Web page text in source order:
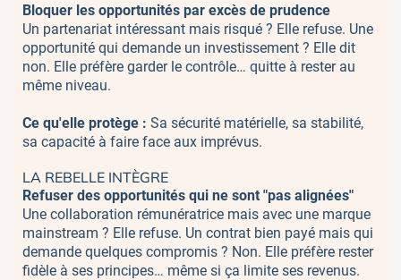
Bloquer les opportunités par excès de prudence
Un partenariat intéressant mais risqué ? Elle refuse. Une
opportunité qui demande un investissement ? Elle dit
non. Elle préfère garder le contrôle… quitte à rester au
même niveau.
Ce qu'elle protège : Sa sécurité matérielle, sa stabilité,
sa capacité à faire face aux imprévus.
LA REBELLE INTÈGRE
Refuser des opportunités qui ne sont "pas alignées"
Une collaboration rémunératrice mais avec une marque
mainstream ? Elle refuse. Un contrat bien payé mais qui
demande quelques compromis ? Non. Elle préfère rester
fidèle à ses principes… même si ça limite ses revenus.